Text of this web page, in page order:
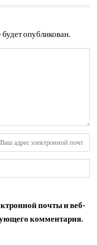
опубликован.
почты и веб-
комментария.